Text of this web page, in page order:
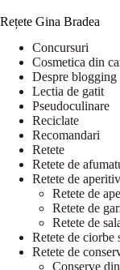
Rețete Gina Bradea
Concursuri
Cosmetica din
Despre blogging
Lectia de gatit
Pseudoculinare
Reciclate
Recomandari
Retete
Retete de
Retete de
Retete de
Retete de
Retete de
Retete de ciorbe
Retete de
Conserve